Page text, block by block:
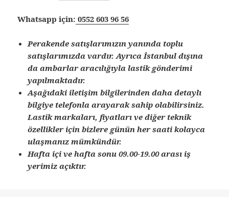
Whatsapp için: 0552 603 96 56
Perakende satışlarımızın yanında toplu
satışlarımızda vardır. Ayrıca İstanbul dışına
da ambarlar aracılığıyla lastik gönderimi
yapılmaktadır.
Aşağıdaki iletişim bilgilerinden daha detaylı
bilgiye telefonla arayarak sahip olabilirsiniz.
Lastik markaları, fiyatları ve diğer teknik
özellikler için bizlere günün her saati kolayca
ulaşmanız mümkündür.
Hafta içi ve hafta sonu 09.00-19.00 arası iş
yerimiz açıktır.